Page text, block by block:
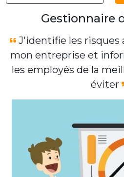
Gestionnaire
J'identifie les risques
mon entreprise et
les employés de la
éviter